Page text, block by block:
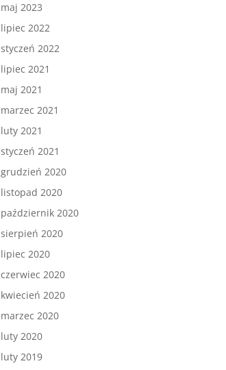
maj 2023
lipiec 2022
styczeń 2022
lipiec 2021
maj 2021
marzec 2021
luty 2021
styczeń 2021
grudzień 2020
listopad 2020
październik 2020
sierpień 2020
lipiec 2020
czerwiec 2020
kwiecień 2020
marzec 2020
luty 2020
luty 2019